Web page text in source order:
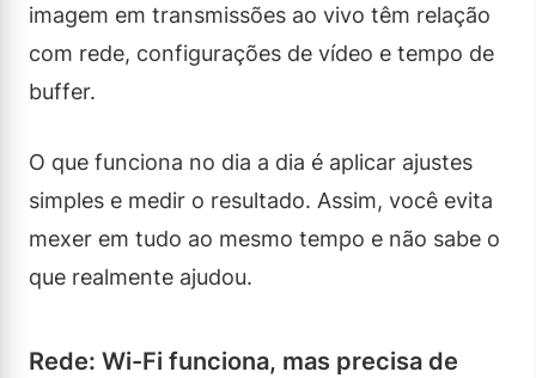
imagem em transmissões ao vivo têm relação
com rede, configurações de vídeo e tempo de
buffer.
O que funciona no dia a dia é aplicar ajustes
simples e medir o resultado. Assim, você evita
mexer em tudo ao mesmo tempo e não sabe o
que realmente ajudou.
Rede: Wi-Fi funciona, mas precisa de